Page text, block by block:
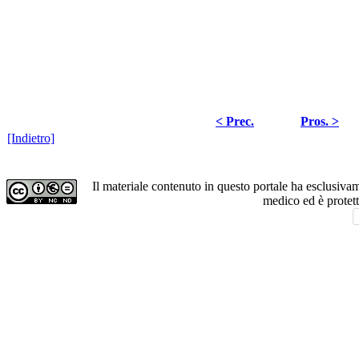
< Prec.
Pros. >
[Indietro]
Il materiale contenuto in questo portale ha
medico ed è